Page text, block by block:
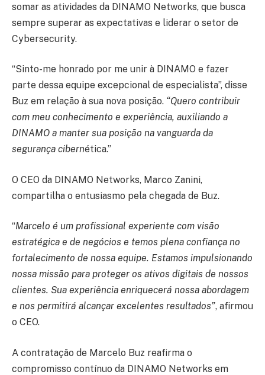
somar as atividades da DINAMO Networks, que busca
sempre superar as expectativas e liderar o setor de
Cybersecurity.
“Sinto-me honrado por me unir à DINAMO e fazer
parte dessa equipe excepcional de especialista”, disse
Buz em relação à sua nova posição. “Quero contribuir
com meu conhecimento e experiência, auxiliando a
DINAMO a manter sua posição na vanguarda da
segurança cibernética.”
O CEO da DINAMO Networks, Marco Zanini,
compartilha o entusiasmo pela chegada de Buz.
“Marcelo é um profissional experiente com visão
estratégica e de negócios e temos plena confiança no
fortalecimento de nossa equipe. Estamos impulsionando
nossa missão para proteger os ativos digitais de nossos
clientes. Sua experiência enriquecerá nossa abordagem
e nos permitirá alcançar excelentes resultados”, afirmou
o CEO.
A contratação de Marcelo Buz reafirma o
compromisso contínuo da DINAMO Networks em